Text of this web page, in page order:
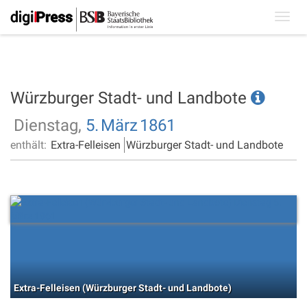
Würzburger Stadt- und Landbote
Dienstag, 5. März 1861
enthält: Extra-Felleisen Würzburger Stadt- und Landbote
Extra-Felleisen (Würzburger Stadt- und Landbote)